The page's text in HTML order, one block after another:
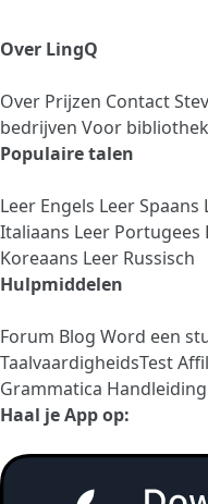
Over LingQ
Over Prijzen Contact
bedrijven Voor
Populaire talen
Leer Engels Leer Spaans
Italiaans Leer Portugees
Koreaans Leer Russisch
Hulpmiddelen
Forum Blog Word een
TaalvaardigheidsTest
Grammatica Handleiding
Haal je App op: